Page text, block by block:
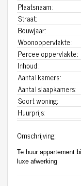
Plaatsnaam:
Straat:
Bouwjaar:
Woonoppervlakte:
Perceeloppervlakte:
Inhoud:
Aantal kamers:
Aantal slaapkamers:
Soort woning:
Huurprijs:
Omschrijving:
Te huur appartement
luxe afwerking